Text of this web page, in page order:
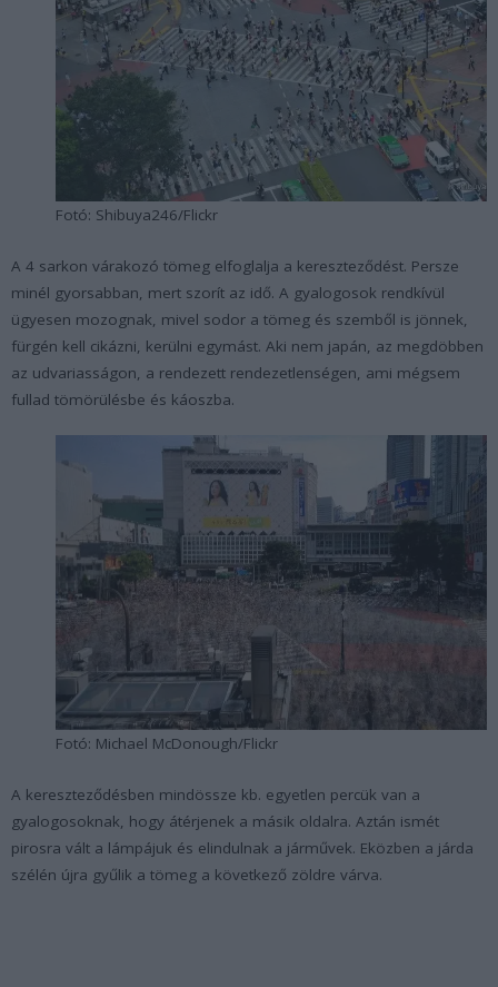
Fotó: Shibuya246/Flickr
A 4 sarkon várakozó tömeg elfoglalja a kereszteződést. Persze
minél gyorsabban, mert szorít az idő. A gyalogosok rendkívül
ügyesen mozognak, mivel sodor a tömeg és szemből is jönnek,
fürgén kell cikázni, kerülni egymást. Aki nem japán, az megdöbben
az udvariasságon, a rendezett rendezetlenségen, ami mégsem
fullad tömörülésbe és káoszba.
Fotó: Michael McDonough/Flickr
A kereszteződésben mindössze kb. egyetlen percük van a
gyalogosoknak, hogy átérjenek a másik oldalra. Aztán ismét
pirosra vált a lámpájuk és elindulnak a járművek. Eközben a járda
szélén újra gyűlik a tömeg a következő zöldre várva.